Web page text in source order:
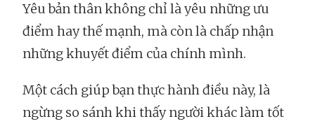
Yêu bản thân không chỉ là yêu những ưu
điểm hay thế mạnh, mà còn là chấp nhận
những khuyết điểm của chính mình.
Một cách giúp bạn thực hành điều này, là
ngừng so sánh khi thấy người khác làm tốt